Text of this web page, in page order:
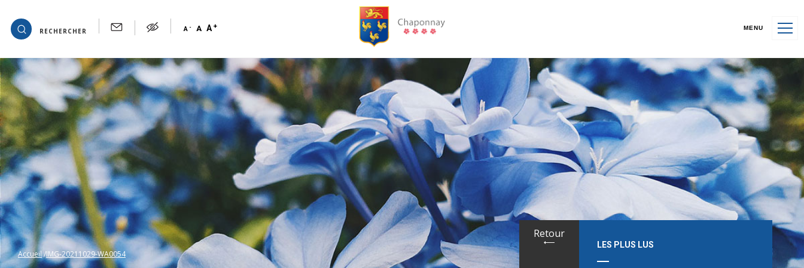
RECHERCHER A - A A+ MENU
Accueil IMG-20211029-WA0054
Retour
LES PLUS LUS